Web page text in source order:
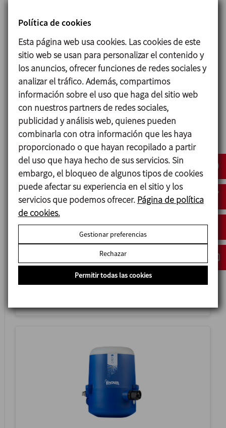
4800
VÁLVULA DE MARIPOSA
C-TOP EX
CABEZAL DE CONTROL
Política de cookies
Esta página web usa cookies. Las cookies de este
sitio web se usan para personalizar el contenido y
los anuncios, ofrecer funciones de redes sociales y
analizar el tráfico. Además, compartimos
información sobre el uso que haga del sitio web
con nuestros partners de redes sociales,
publicidad y análisis web, quienes pueden
combinarla con otra información que les haya
proporcionado o que hayan recopilado a partir
del uso que haya hecho de sus servicios. Sin
embargo, el bloqueo de algunos tipos de cookies
puede afectar su experiencia en el sitio y los
servicios que podemos ofrecer. Página de política
de cookies.
Gestionar preferencias
Rechazar
Permitir todas las cookies